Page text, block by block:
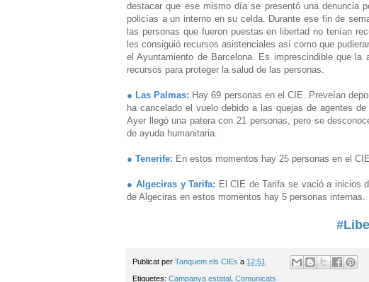
destacar que ese mismo día se presentó una denuncia
policías a un interno en su celda. Durante ese fin de
las personas que fueron puestas en libertad no tenían
les consiguió recursos asistenciales así como que
el Ayuntamiento de Barcelona. Es imprescindible que
recursos para proteger la salud de las personas.
● Las Palmas: Hay 69 personas en el CIE. Preveían
ha cancelado el vuelo debido a las quejas de agentes
Ayer llegó una patera con 21 personas, pero se
de ayuda humanitaria.
● Tenerife: En estos momentos hay 25 personas en el
● Algeciras y Tarifa: El CIE de Tarifa se vació a inicios
de Algeciras en estos momentos hay 5 personas internas.
Publicat per Tanquem els CIEs a 12:51
Etiquetes: Campanya estatal , Comunicats